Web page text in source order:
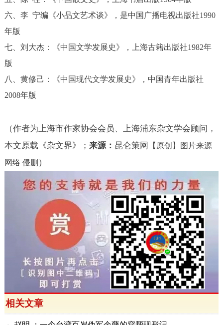
六、李 宁编《小品文艺术谈》，是中国广播电视出版社1990
年版
七、刘大杰：《中国文学发展史》，上海古籍出版社1982年
版
八、黄修己：《中国现代文学发展史》，中国青年出版社
2008年版
（作者为上海市作家协会会员、上海浦东杂文学会顾问，
本文原载《杂文界》； 来源： 昆仑策网
【原创】图片来源
网络 侵删 ）
相关文章